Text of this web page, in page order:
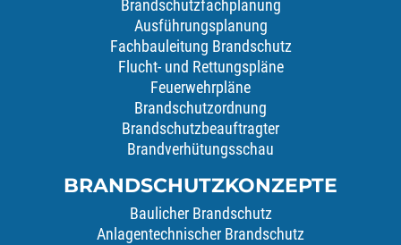
Brandschutzfachplanung
Ausführungsplanung
Fachbauleitung Brandschutz
Flucht- und Rettungspläne
Feuerwehrpläne
Brandschutzordnung
Brandschutzbeauftragter
Brandverhütungsschau
BRANDSCHUTZKONZEPTE
Baulicher Brandschutz
Anlagentechnischer Brandschutz